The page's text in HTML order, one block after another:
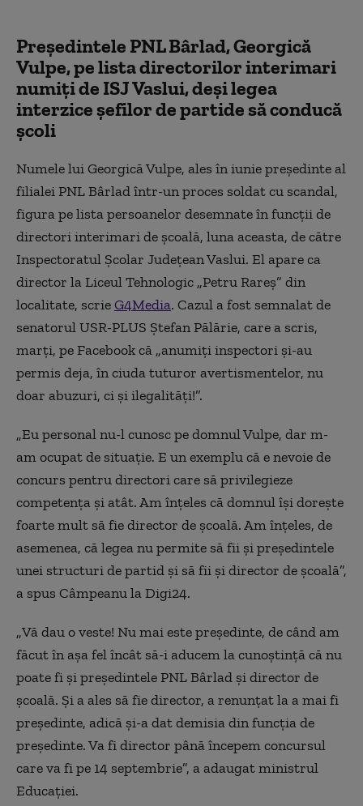
Președintele PNL Bârlad, Georgică
Vulpe, pe lista directorilor interimari
numiți de ISJ Vaslui, deși legea
interzice șefilor de partide să conducă
școli
Numele lui Georgică Vulpe, ales în iunie președinte al
filialei PNL Bârlad într-un proces soldat cu scandal,
figura pe lista persoanelor desemnate în funcții de
directori interimari de școală, luna aceasta, de către
Inspectoratul Școlar Județean Vaslui. El apare ca
director la Liceul Tehnologic „Petru Rareș” din
localitate, scrieG4Media. Cazul a fost semnalat de
senatorul USR-PLUS Ștefan Pălărie, care a scris,
marți, pe Facebook că „anumiți inspectori și-au
permis deja, în ciuda tuturor avertismentelor, nu
doar abuzuri, ci și ilegalități!”.
„Eu personal nu-l cunosc pe domnul Vulpe, dar m-
am ocupat de situație. E un exemplu că e nevoie de
concurs pentru directori care să privilegieze
competența și atât. Am înțeles că domnul își dorește
foarte mult să fie director de școală. Am înțeles, de
asemenea, că legea nu permite să fii și președintele
unei structuri de partid și să fii și director de școală”,
a spus Câmpeanu la Digi24.
„Vă dau o veste! Nu mai este președinte, de când am
făcut în așa fel încât să-i aducem la cunoștință că nu
poate fi și președintele PNL Bârlad și director de
școală. Și a ales să fie director, a renunțat la a mai fi
președinte, adică și-a dat demisia din funcția de
președinte. Va fi director până începem concursul
care va fi pe 14 septembrie”, a adaugat ministrul
Educației.